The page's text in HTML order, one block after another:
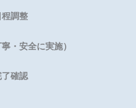
調整
・安全に実施）
確認